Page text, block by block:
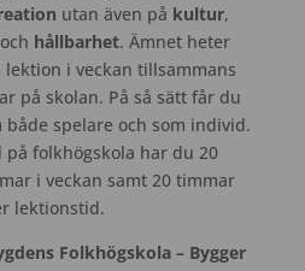
utan även på kultur,
och hållbarhet. Ämnet heter
lektion i veckan tillsammans
på skolan. På så sätt får du
spelare och som individ.
folkhögskola har du 20
i veckan samt 20 timmar
lektionstid.
Folkhögskola – Bygger